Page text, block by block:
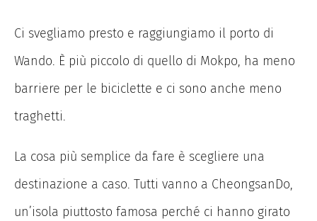
Ci svegliamo presto e raggiungiamo il porto di
Wando. È più piccolo di quello di Mokpo, ha meno
barriere per le biciclette e ci sono anche meno
traghetti.
La cosa più semplice da fare è scegliere una
destinazione a caso. Tutti vanno a CheongsanDo,
un’isola piuttosto famosa perché ci hanno girato